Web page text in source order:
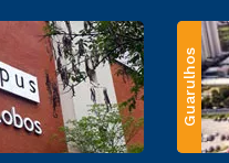
Guarulhos